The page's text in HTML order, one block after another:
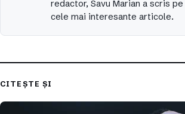
redactor, Savu Marian a scris
cele mai interesante articole.
CITEȘTE ȘI